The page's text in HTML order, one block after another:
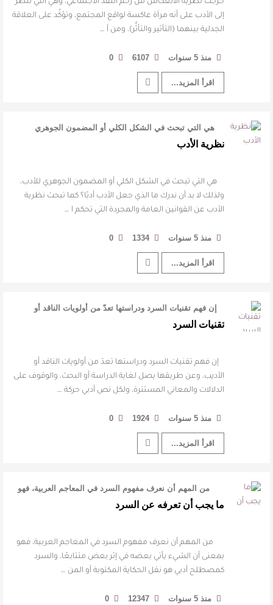
خرجت نظرية الانعكاس من رحم النقد الاجتماعي، وهي التي تنظر
إلى الأدب على أنه مرآة عاكسة لواقع المجتمع، وتؤكِّد على العلاقة
الجدلية بينهما (التأثير والتأثُّر)، ومن أ …
منذ 5 سنوات 6107
0
اقرأ المزيد...
هي التي تبحث في الشكل الكلي أو المضمون الجوهري
للأدب، ولذلك لا بد أن ندرك ما …
نظرية الأدب
هي التي تبحث في الشكل الكلي أو المضمون الجوهري للأدب،
ولذلك لا بد أن ندرك ما الذي جعل الأدب أدبًا؟ كما تبحث نظرية
الأدب عن القوانين العامة والمجردة التي تحكم ا …
منذ 5 سنوات 1334
0
اقرأ المزيد...
إن فهم تقنيات السرد ودراستها تعدّ من أولويات الناقد أو
الأديب، وعن طريقها يصل …
تقنيات السرد
إن فهم تقنيات السرد ودراستها تعدّ من أولويات الناقد أو
الأديب، وعن طريقها يصل لغاية الدراسة أو البحث، والوقوف على
الدلالات والمعاني المستترة، ولكل نص أدبي حركة …
منذ 5 سنوات 1924
0
اقرأ المزيد...
من المهم أن نعرف مفهوم السرد في المعاجم العربية، فهو
بمعنى أن الشيء ي …
ما يجب أن تعرفه عن السرد
من المهم أن نعرف مفهوم السرد في المعاجم العربية، فهو
بمعنى أن الشيء يأتي بعضه في إثر بعض متتابعًا، والسرد
كمصطلح أدبي هو نقل الحكاية المكتوبة أو المن …
منذ 5 سنوات 12347
0